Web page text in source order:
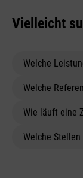
Vielleicht
Welche
Welche
Wie läuft eine
Welche